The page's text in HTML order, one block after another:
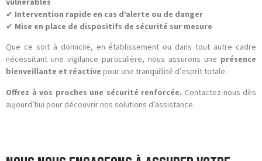
✔ Intervention rapide en cas d’alerte ou de danger
✔ Mise en place de dispositifs de sécurité sur mesure
Que ce soit à domicile, en établissement ou dans tout autre cadre
nécessitant une vigilance particulière, nous assurons une présence
bienveillante et réactive pour une tranquillité d’esprit totale.
Offrez à vos proches une sécurité renforcée. Contactez-nous dès
aujourd’hui pour découvrir nos solutions d’assistance.